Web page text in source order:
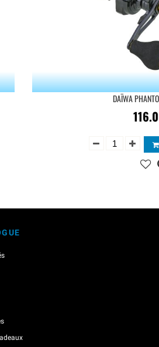
DAÏWA